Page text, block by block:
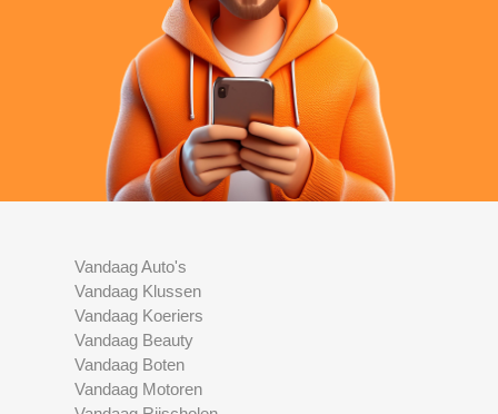
Vandaag Auto's
Vandaag Klussen
Vandaag Koeriers
Vandaag Beauty
Vandaag Boten
Vandaag Motoren